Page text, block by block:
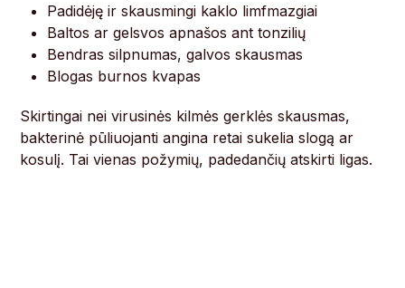
Padidėję ir skausmingi kaklo limfmazgiai
Baltos ar gelsvos apnašos ant tonzilių
Bendras silpnumas, galvos skausmas
Blogas burnos kvapas
Skirtingai nei virusinės kilmės gerklės skausmas,
bakterinė pūliuojanti angina retai sukelia slogą ar
kosulį. Tai vienas požymių, padedančių atskirti ligas.